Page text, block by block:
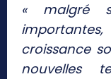
« malgré
croissance
nouvelles